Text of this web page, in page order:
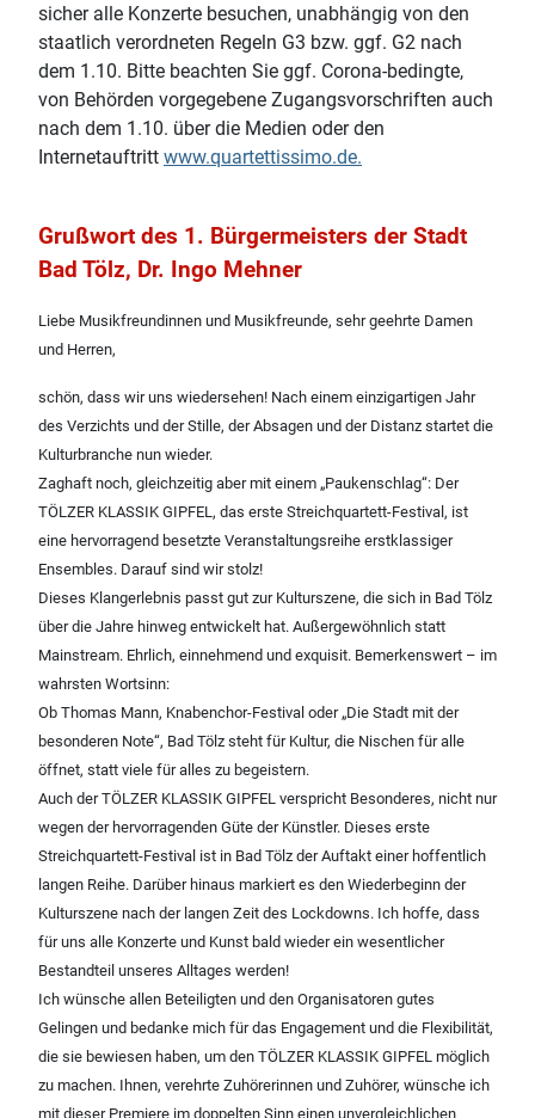
sicher alle Konzerte besuchen, unabhängig von den
staatlich verordneten Regeln G3 bzw. ggf. G2 nach
dem 1.10. Bitte beachten Sie ggf. Corona-bedingte,
von Behörden vorgegebene Zugangsvorschriften auch
nach dem 1.10. über die Medien oder den
Internetauftritt www.quartettissimo.de.
Grußwort des 1. Bürgermeisters der Stadt
Bad Tölz, Dr. Ingo Mehner
Liebe Musikfreundinnen und Musikfreunde, sehr geehrte Damen
und Herren,
schön, dass wir uns wiedersehen! Nach einem einzigartigen Jahr
des Verzichts und der Stille, der Absagen und der Distanz startet die
Kulturbranche nun wieder.
Zaghaft noch, gleichzeitig aber mit einem „Paukenschlag“: Der
TÖLZER KLASSIK GIPFEL, das erste Streichquartett-Festival, ist
eine hervorragend besetzte Veranstaltungsreihe erstklassiger
Ensembles. Darauf sind wir stolz!
Dieses Klangerlebnis passt gut zur Kulturszene, die sich in Bad Tölz
über die Jahre hinweg entwickelt hat. Außergewöhnlich statt
Mainstream. Ehrlich, einnehmend und exquisit. Bemerkenswert – im
wahrsten Wortsinn:
Ob Thomas Mann, Knabenchor-Festival oder „Die Stadt mit der
besonderen Note“, Bad Tölz steht für Kultur, die Nischen für alle
öffnet, statt viele für alles zu begeistern.
Auch der TÖLZER KLASSIK GIPFEL verspricht Besonderes, nicht nur
wegen der hervorragenden Güte der Künstler. Dieses erste
Streichquartett-Festival ist in Bad Tölz der Auftakt einer hoffentlich
langen Reihe. Darüber hinaus markiert es den Wiederbeginn der
Kulturszene nach der langen Zeit des Lockdowns. Ich hoffe, dass
für uns alle Konzerte und Kunst bald wieder ein wesentlicher
Bestandteil unseres Alltages werden!
Ich wünsche allen Beteiligten und den Organisatoren gutes
Gelingen und bedanke mich für das Engagement und die Flexibilität,
die sie bewiesen haben, um den TÖLZER KLASSIK GIPFEL möglich
zu machen. Ihnen, verehrte Zuhörerinnen und Zuhörer, wünsche ich
mit dieser Premiere im doppelten Sinn einen unvergleichlichen